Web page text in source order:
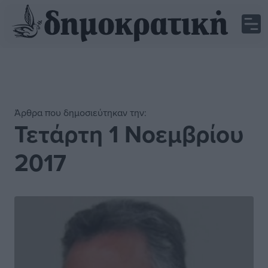
Άρθρα που δημοσιεύτηκαν την:
Τετάρτη 1 Νοεμβρίου
2017